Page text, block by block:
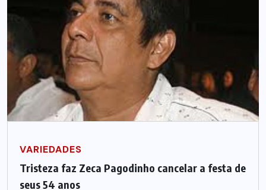
VARIEDADES
Tristeza faz Zeca Pagodinho cancelar a festa de
seus 54 anos